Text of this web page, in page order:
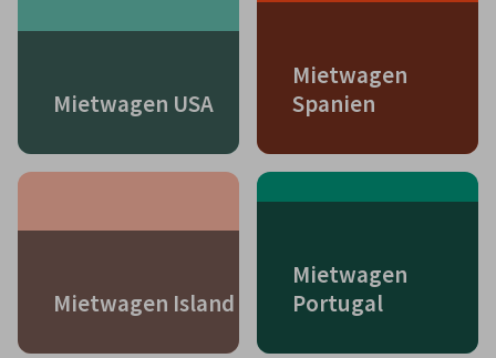
Mietwagen USA
Mietwagen
Spanien
Mietwagen Island
Mietwagen
Portugal